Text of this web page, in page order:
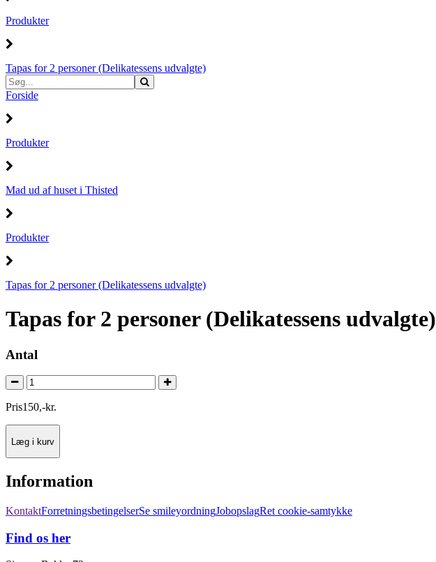
Produkter
Tapas for 2 personer (Delikatessens udvalgte)
Forside
Produkter
Mad ud af huset i Thisted
Produkter
Tapas for 2 personer (Delikatessens udvalgte)
Tapas for 2 personer (Delikatessens udvalgte)
Antal
Pris150,-kr.
Læg i kurv
Information
KontaktForretningsbetingelserSe smileyordningJobopslagRet cookie-samtykke
Find os her